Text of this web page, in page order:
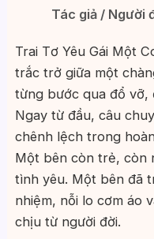
Tác giả / Người
Trai Tơ Yêu Gái Một
trắc trở giữa một
từng bước qua đổ vỡ,
Ngay từ đầu, câu
chênh lệch trong
Một bên còn trẻ, còn
tình yêu. Một bên đã
nhiệm, nỗi lo cơm áo
chịu từ người đời.